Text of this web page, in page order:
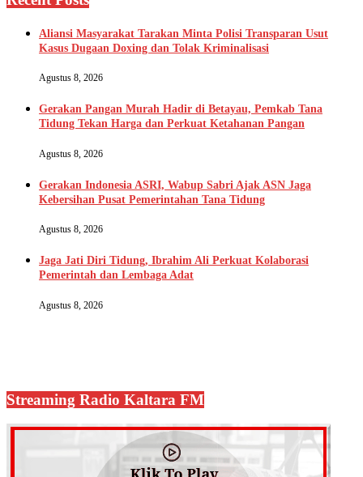
Aliansi Masyarakat Tarakan Minta Polisi Transparan Usut
Kasus Dugaan Doxing dan Tolak Kriminalisasi
Agustus 8, 2026
Gerakan Pangan Murah Hadir di Betayau, Pemkab Tana
Tidung Tekan Harga dan Perkuat Ketahanan Pangan
Agustus 8, 2026
Gerakan Indonesia ASRI, Wabup Sabri Ajak ASN Jaga
Kebersihan Pusat Pemerintahan Tana Tidung
Agustus 8, 2026
Jaga Jati Diri Tidung, Ibrahim Ali Perkuat Kolaborasi
Pemerintah dan Lembaga Adat
Agustus 8, 2026
Streaming Radio Kaltara FM